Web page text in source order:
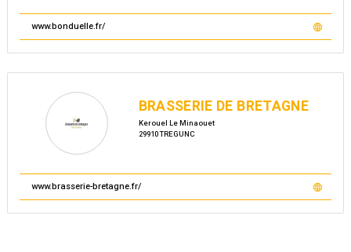
www.bonduelle.fr/
BRASSERIE DE BRETAGNE
Kerouel Le Minaouet
29910 TREGUNC
www.brasserie-bretagne.fr/